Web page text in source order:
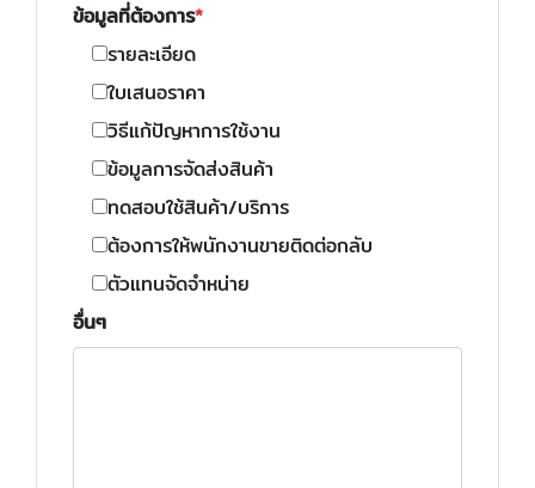
ข้อมูลที่ต้องการ
รายละเอียด
ใบเสนอราคา
วิธีแก้ปัญหาการใช้งาน
ข้อมูลการจัดส่งสินค้า
ทดสอบใช้สินค้า/บริการ
ต้องการให้พนักงานขายติดต่อกลับ
ตัวแทนจัดจำหน่าย
อื่นๆ